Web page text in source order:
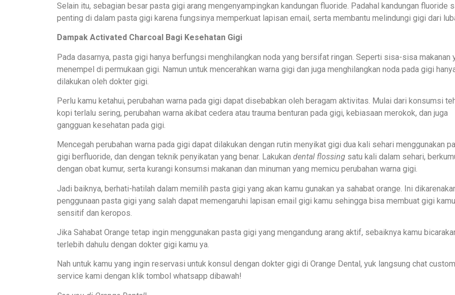
Selain itu, sebagian besar pasta gigi arang mengenyampingkan kandungan fluoride. Padahal kandungan fluoride
penting di dalam pasta gigi karena fungsinya memperkuat lapisan email, serta membantu melindungi gigi dari
Dampak Activated Charcoal Bagi Kesehatan Gigi
Pada dasarnya, pasta gigi hanya berfungsi menghilangkan noda yang bersifat ringan. Seperti sisa-sisa makanan
menempel di permukaan gigi. Namun untuk mencerahkan warna gigi dan juga menghilangkan noda pada gigi
dilakukan oleh dokter gigi.
Perlu kamu ketahui, perubahan warna pada gigi dapat disebabkan oleh beragam aktivitas. Mulai dari konsumsi
kopi terlalu sering, perubahan warna akibat cedera atau trauma benturan pada gigi, kebiasaan merokok, dan juga
gangguan kesehatan pada gigi.
Mencegah perubahan warna pada gigi dapat dilakukan dengan rutin menyikat gigi dua kali sehari menggunakan
gigi berfluoride, dan dengan teknik penyikatan yang benar. Lakukan dental flossing satu kali dalam sehari,
dengan obat kumur, serta kurangi konsumsi makanan dan minuman yang memicu perubahan warna gigi.
Jadi baiknya, berhati-hatilah dalam memilih pasta gigi yang akan kamu gunakan ya sahabat orange. Ini
penggunaan pasta gigi yang salah dapat memengaruhi lapisan email gigi kamu sehingga bisa membuat gigi kamu
sensitif dan keropos.
Jika Sahabat Orange tetap ingin menggunakan pasta gigi yang mengandung arang aktif, sebaiknya kamu
terlebih dahulu dengan dokter gigi kamu ya.
Nah untuk kamu yang ingin reservasi untuk konsul dengan dokter gigi di Orange Dental, yuk langsung chat
service kami dengan klik tombol whatsapp dibawah!